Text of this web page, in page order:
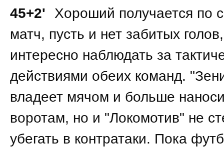
45+2'
Хороший получается по
матч, пусть и нет забитых
интересно наблюдать за
действиями обеих команд.
владеет мячом и больше
воротам, но и "Локомотив" не
убегать в контратаки. Пока